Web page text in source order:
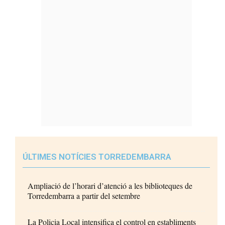
ÚLTIMES NOTÍCIES TORREDEMBARRA
Ampliació de l’horari d’atenció a les biblioteques de
Torredembarra a partir del setembre
La Policia Local intensifica el control en establiments